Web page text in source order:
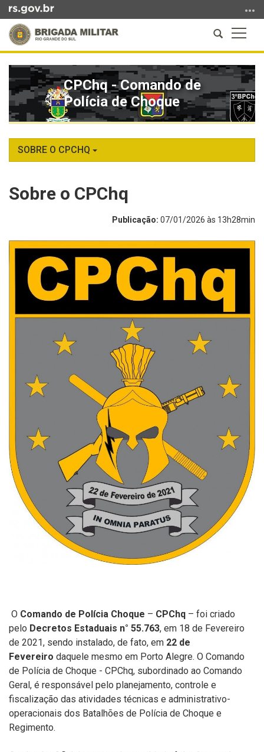
para
conteúdo
para
menu
busca
a
Abrir
a
busca
conteúdo
CPChq - Comando de
Polícia de Choque
SOBRE O CPCHQ
Sobre o CPChq
Publicação: 07/01/2026 às 13h28min
O Comando de Polícia Choque – CPChq – foi criado
pelo Decretos Estaduais n° 55.763, em 18 de Fevereiro
de 2021, sendo instalado, de fato, em 22 de
Fevereiro daquele mesmo em Porto Alegre. O Comando
de Polícia de Choque - CPChq, subordinado ao Comando
Geral, é responsável pelo planejamento, controle e
fiscalização das atividades técnicas e administrativo-
operacionais dos Batalhões de Polícia de Choque e
Regimento.